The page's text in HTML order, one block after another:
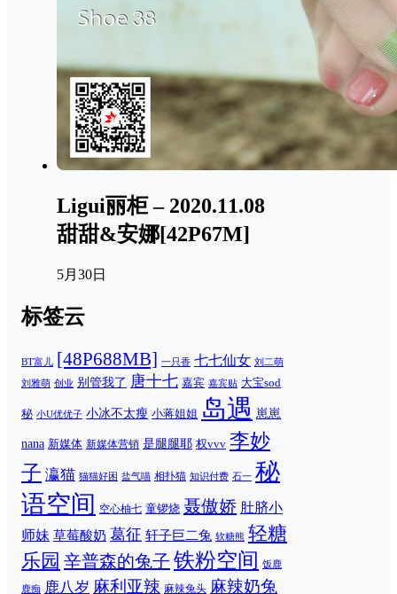
Ligui丽柜 – 2020.11.08
甜甜&安娜[42P67M]
5月30日
标签云
BT富儿 [48P688MB] 一只香 七七仙女 刘二萌
刘雅萌 创业 别管我了 唐十七 嘉宾 嘉宾贴 大宝sod
秘 小U优优子 小冰不太瘦 小蒋姐姐 岛遇 崽崽
nana 新媒体 新媒体营销 是腿腿耶 权vvv 李妙
子 瀛猫 猫猫好困 盐气喵 相扑猫 知识付费 石一 秘
语空间
空心柚七 童锣烧 聂傲娇 肚脐小
师妹 草莓酸奶 葛征 轩子巨二兔 软糖熊 轻糖
乐园 辛普森的兔子 铁粉空间 饭鹿
鹿痴 鹿八岁 麻利亚辣 麻辣兔头 麻辣奶兔